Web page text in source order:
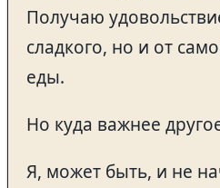
Получаю
сладкого, но и от
еды.
Но куда важнее
Я, может быть, и не